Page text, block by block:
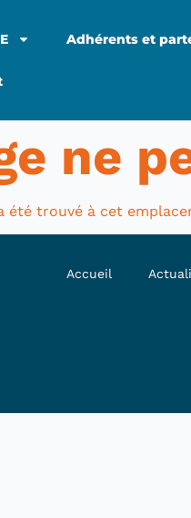
Adhérents et
ne
été trouvé à cet
Accueil